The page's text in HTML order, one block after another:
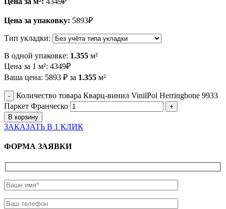
Цена за упаковку: 5893₽
Тип укладки:
В одной упаковке: 1.355 м²
Цена за 1 м²: 4349₽
Ваша цена: 5893 ₽ за 1.355 м²
Количество товара Кварц-винил VinilPol Herringbone 9933
Паркет Франческо
В корзину
ЗАКАЗАТЬ В 1 КЛИК
ФОРМА ЗАЯВКИ